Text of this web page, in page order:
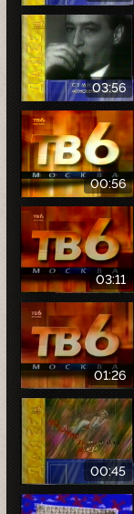
03:56
00:56
03:11
01:26
00:45